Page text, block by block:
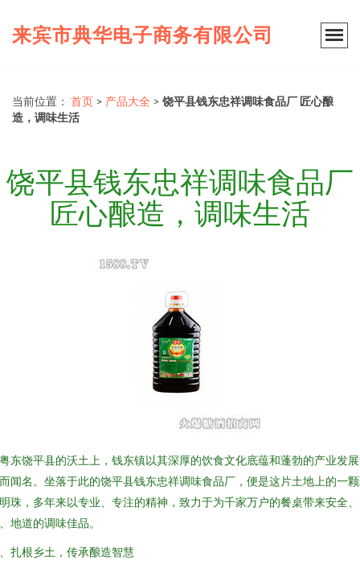
来宾市典华电子商务有限公司
当前位置： 首页 > 产品大全 > 饶平县钱东忠祥调味食品厂 匠心酿
造，调味生活
饶平县钱东忠祥调味食品厂
匠心酿造，调味生活
东饶平县的沃土上，钱东镇以其深厚的饮食文化底蕴和蓬勃的产业发
闻名。坐落于此的饶平县钱东忠祥调味食品厂，便是这片土地上的一
珠，多年来以专业、专注的精神，致力于为千家万户的餐桌带来安全
地道的调味佳品。
扎根乡土，传承酿造智慧